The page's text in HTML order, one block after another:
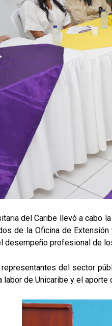
del Caribe llevó a cabo
de la Oficina de
desempeño profesional de
del sector
labor de Unicaribe y el